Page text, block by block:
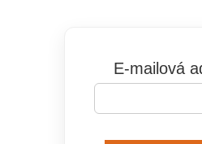
E-mailová